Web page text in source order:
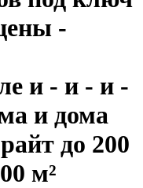
-
и - и - и -
и дома
до 200
м²